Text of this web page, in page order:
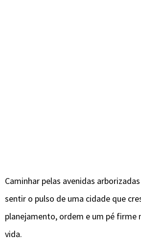
Caminhar pelas avenidas
sentir o pulso de uma cidade que
planejamento, ordem e um pé firme
vida.